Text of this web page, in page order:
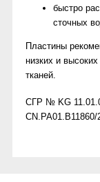
быстро
сточных
Пластины
низких и
тканей.
СГР № KG
CN.PA01.B11860/